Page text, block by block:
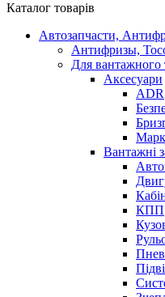
Каталог товарів
Автозапчасти,
Антифризы,
Для вантажного
Аксесуари
ADR
Вантажні
КПП